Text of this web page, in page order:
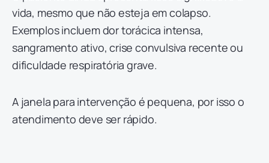
vida, mesmo que não esteja em colapso.
Exemplos incluem dor torácica intensa,
sangramento ativo, crise convulsiva recente ou
dificuldade respiratória grave.
A janela para intervenção é pequena, por isso o
atendimento deve ser rápido.